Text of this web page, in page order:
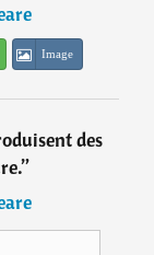
Image
des
”